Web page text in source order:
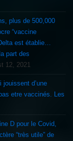
plus de 500,000
“vaccine
est établie…
part des
12, 2021
d’une
etre vaccinés. Les
D pour le Covid,
“très utile” de